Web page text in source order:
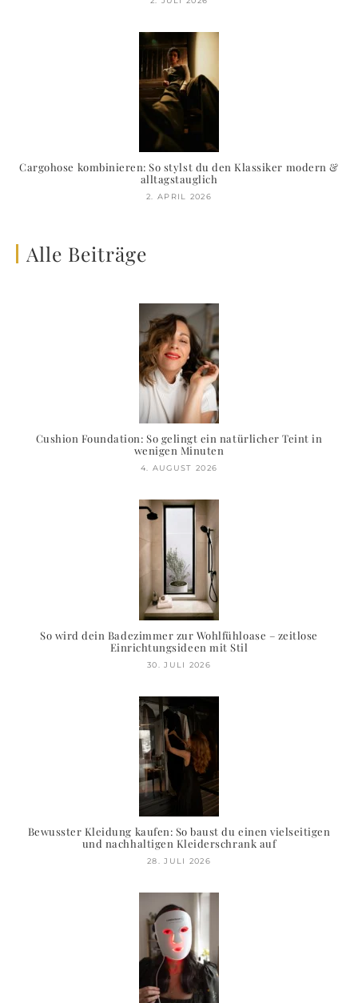
Cargohose kombinieren: So stylst du den Klassiker modern &
alltagstauglich
2. APRIL 2026
Alle Beiträge
Cushion Foundation: So gelingt ein natürlicher Teint in
wenigen Minuten
4. AUGUST 2026
So wird dein Badezimmer zur Wohlfühloase – zeitlose
Einrichtungsideen mit Stil
30. JULI 2026
Bewusster Kleidung kaufen: So baust du einen vielseitigen
und nachhaltigen Kleiderschrank auf
28. JULI 2026